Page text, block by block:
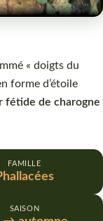
« doigts du
forme d’étoile
fétide de charogne
FAMILLE
SAISON